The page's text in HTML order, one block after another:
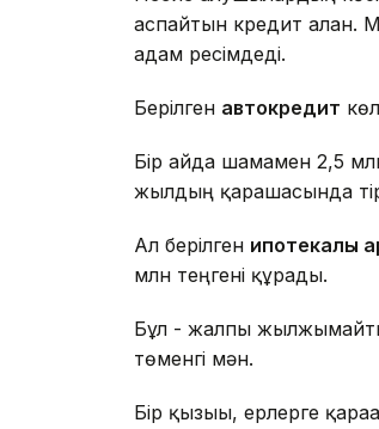
аспайтын кредит алған.
адам ресімдеді.
Берілген автокредит
Бір айда шамамен 2,5
жылдың қарашасында
Ал берілген ипотекалық
млн теңгені құрады.
Бұл - жалпы
төменгі мән.
Бір қызығы, ерлерге